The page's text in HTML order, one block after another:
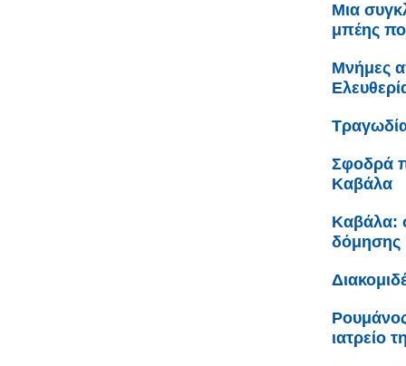
Μια
μπέης
Μνήμες
Σφοδρά
Καβάλα
Καβάλα:
δόμησης
ιατρείο